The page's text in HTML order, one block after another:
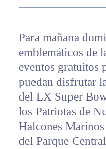
Para mañana
emblemáticos de
eventos gratuitos
puedan disfrutar
del LX Super
los Patriotas de
Halcones Marinos
del Parque